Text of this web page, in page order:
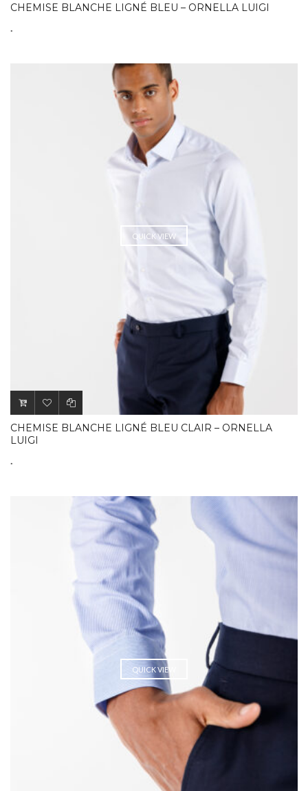
CHEMISE BLANCHE LIGNÉ BLEU – ORNELLA LUIGI
QUICK VIEW
CHEMISE BLANCHE LIGNÉ BLEU CLAIR – ORNELLA
LUIGI
.
QUICK VIEW